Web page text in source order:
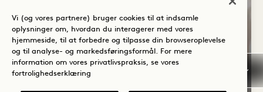
TAROT-LÆSNING
Vi (og vores partnere) bruger cookies til at indsamle
oplysninger om, hvordan du interagerer med vores
hjemmeside, til at forbedre og tilpasse din browseroplevelse
og til analyse- og markedsføringsformål. For mere
information om vores privatlivspraksis, se vores
fortrolighedserklæring